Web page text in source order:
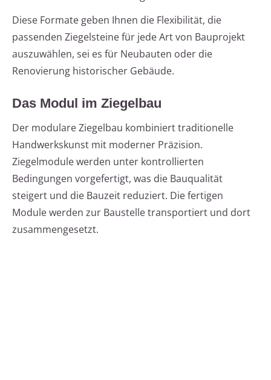
Diese Formate geben Ihnen die Flexibilität, die
passenden Ziegelsteine für jede Art von Bauprojekt
auszuwählen, sei es für Neubauten oder die
Renovierung historischer Gebäude.
Das Modul im Ziegelbau
Der modulare Ziegelbau kombiniert traditionelle
Handwerkskunst mit moderner Präzision.
Ziegelmodule werden unter kontrollierten
Bedingungen vorgefertigt, was die Bauqualität
steigert und die Bauzeit reduziert. Die fertigen
Module werden zur Baustelle transportiert und dort
zusammengesetzt.